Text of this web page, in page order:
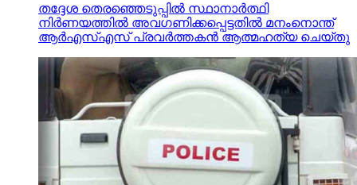
തദ്ദേശ തെരഞ്ഞെടുപ്പില്‍ സ്ഥാനാര്‍ത്ഥി
നിര്‍ണയത്തില്‍ അവഗണിക്കപ്പെട്ടതില്‍ മനംനൊന്ത്
ആര്‍എസ്എസ് പ്രവര്‍ത്തകന്‍ ആത്മഹത്യ ചെയ്തു